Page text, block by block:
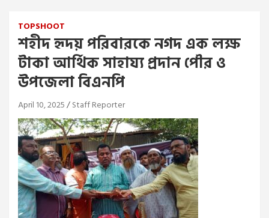
TOPSHOOT
শহীদ হৃদয় পরিবারকে নগদ এক লক্ষ
টাকা আর্থিক সাহায্য প্রদান পৌর ও
উপজেলা বিএনপি
April 10, 2025 Staff Reporter